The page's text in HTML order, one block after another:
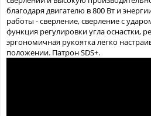
благодаря двигателю в 800 Вт и
работы - сверление, сверление с
функция регулировки угла оснастки,
эргономичная рукоятка легко
положении. Патрон SDS+.